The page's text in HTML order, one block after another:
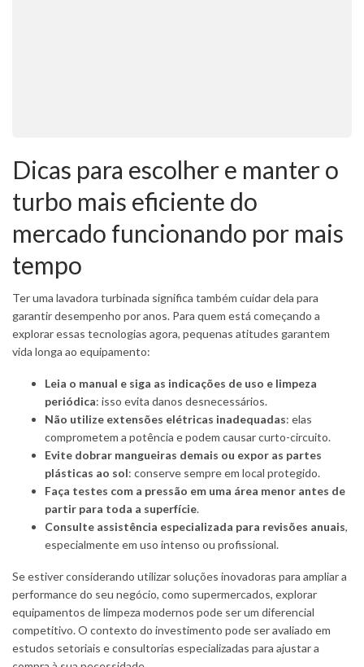
Dicas para escolher e manter o
turbo mais eficiente do
mercado funcionando por mais
tempo
Ter uma lavadora turbinada significa também cuidar dela para
garantir desempenho por anos. Para quem está começando a
explorar essas tecnologias agora, pequenas atitudes garantem
vida longa ao equipamento:
Leia o manual e siga as indicações de uso e limpeza
periódica: isso evita danos desnecessários.
Não utilize extensões elétricas inadequadas: elas
comprometem a potência e podem causar curto-circuito.
Evite dobrar mangueiras demais ou expor as partes
plásticas ao sol: conserve sempre em local protegido.
Faça testes com a pressão em uma área menor antes de
partir para toda a superfície.
Consulte assistência especializada para revisões anuais,
especialmente em uso intenso ou profissional.
Se estiver considerando utilizar soluções inovadoras para ampliar a
performance do seu negócio, como supermercados, explorar
equipamentos de limpeza modernos pode ser um diferencial
competitivo. O contexto do investimento pode ser avaliado em
estudos setoriais e consultorias especializadas para ajustar a